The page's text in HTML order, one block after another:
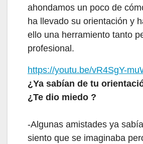
ahondamos un poco de
ha llevado su orientación y
ello una herramiento tanto
profesional.
https://youtu.be/vR4SgY-
¿Ya sabían de tu
¿Te dio miedo ?
-Algunas amistades ya
siento que se imaginaba